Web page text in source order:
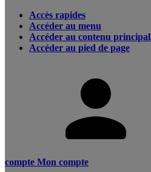
Accès rapides
Accéder au menu
Accéder au contenu principal
Accéder au pied de page
compte Mon compte